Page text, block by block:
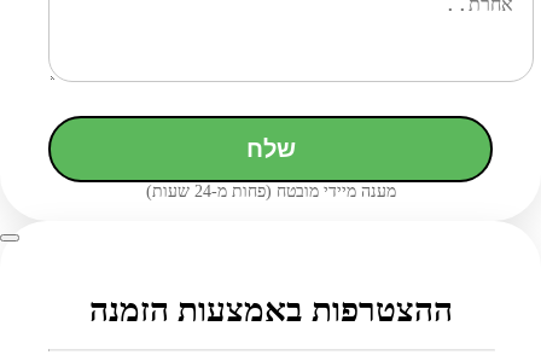
שלח
מענה מיידי מובטח (פחות מ-24 שעות)
ההצטרפות באמצעות הזמנה